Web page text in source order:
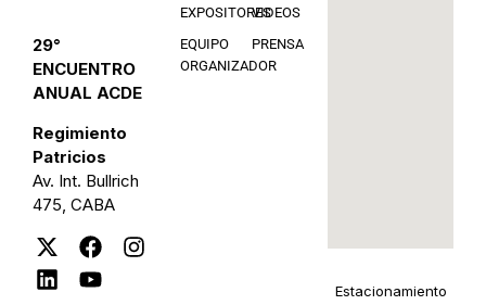
29°
ENCUENTRO
ANUAL ACDE
Regimiento
Patricios
Av. Int. Bullrich
475, CABA
EXPOSITORES
EQUIPO
ORGANIZADOR
VIDEOS
PRENSA
Estacionamiento